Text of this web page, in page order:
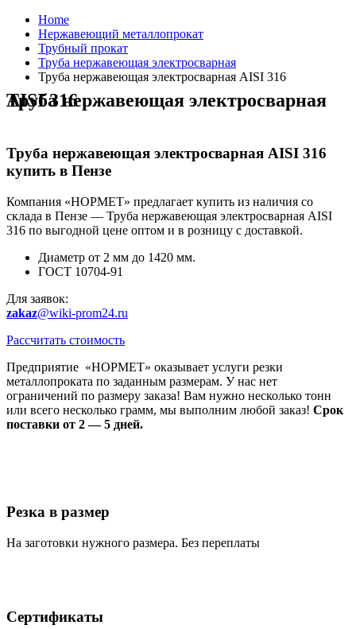
Home
Нержавеющий металлопрокат
Трубный прокат
Труба нержавеющая электросварная
Труба нержавеющая электросварная AISI 316
Труба нержавеющая электросварная AISI 316
Труба нержавеющая электросварная AISI 316
купить в Пензе
Компания «НОРМЕТ» предлагает купить из наличия со
склада в Пензе — Труба нержавеющая электросварная AISI
316 по выгодной цене оптом и в розницу с доставкой.
Диаметр от 2 мм до 1420 мм.
ГОСТ 10704-91
Для заявок:
zakaz@wiki-prom24.ru
Рассчитать стоимость
Предприятие «НОРМЕТ» оказывает услуги резки
металлопроката по заданным размерам. У нас нет
ограничений по размеру заказа! Вам нужно несколько тонн
или всего несколько грамм, мы выполним любой заказ! Срок
поставки от 2 — 5 дней.
Резка в размер
На заготовки нужного размера. Без переплаты
Сертификаты